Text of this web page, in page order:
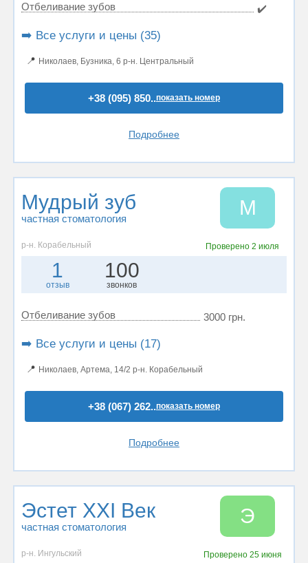
Отбеливание зубов ✔️
➡️ Все услуги и цены (35)
📍 Николаев, Бузника, 6 р-н. Центральный
+38 (095) 850..показать номер
Подробнее
Мудрый зуб
частная стоматология М
р-н. Корабельный Проверено2 июля
1
отзыв
100
звонков
Отбеливание зубов 3000 грн.
➡️ Все услуги и цены (17)
📍 Николаев, Артема, 14/2 р-н. Корабельный
+38 (067) 262..показать номер
Подробнее
Эстет XXI Век
частная стоматология Э
р-н. Ингульский Проверено 25 июня